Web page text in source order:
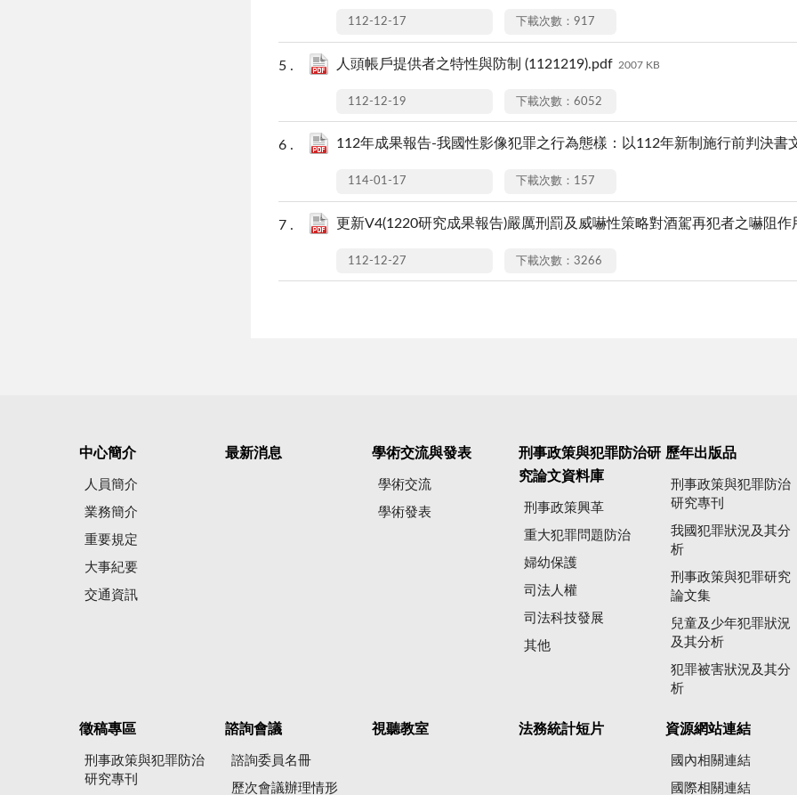
112-12-17 下載次數：917
人頭帳戶提供者之特性與防制 (1121219).pdf 2007 KB
112-12-19 下載次數：6052
112年成果報告-我國性影像犯罪之行為態樣：以112年新制施行前判決書
114-01-17 下載次數：157
更新V4(1220研究成果報告)嚴厲刑罰及威嚇性策略對酒駕再犯者之嚇阻
112-12-27 下載次數：3266
中心簡介
人員簡介
業務簡介
重要規定
大事紀要
交通資訊
最新消息 學術交流與發表
學術交流
學術發表
刑事政策與犯罪防治研
究論文資料庫
刑事政策興革
重大犯罪問題防治
婦幼保護
司法人權
司法科技發展
其他
歷年出版品
刑事政策與犯罪防治
研究專刊
我國犯罪狀況及其分
析
刑事政策與犯罪研究
論文集
兒童及少年犯罪狀況
及其分析
犯罪被害狀況及其分
析
徵稿專區
刑事政策與犯罪防治
研究專刊
諮詢會議
諮詢委員名冊
歷次會議辦理情形
視聽教室 法務統計短片 資源網站連結
國內相關連結
國際相關連結